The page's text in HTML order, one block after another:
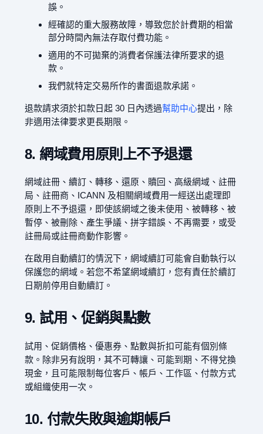
誤。
經確認的重大服務故障，導致您於計費期的相當
部分時間內無法存取付費功能。
適用的不可拋棄的消費者保護法律所要求的退
款。
我們就特定交易所作的書面退款承諾。
退款請求須於扣款日起 30 日內透過幫助中心提出，除
非適用法律要求更長期限。
8. 網域費用原則上不予退還
網域註冊、續訂、轉移、還原、贖回、高級網域、註冊
局、註冊商、ICANN 及相關網域費用一經送出處理即
原則上不予退還，即使該網域之後未使用、被轉移、被
暫停、被刪除、產生爭議、拼字錯誤、不再需要，或受
註冊局或註冊商動作影響。
在啟用自動續訂的情況下，網域續訂可能會自動執行以
保護您的網域。若您不希望網域續訂，您有責任於續訂
日期前停用自動續訂。
9. 試用、促銷與點數
試用、促銷價格、優惠券、點數與折扣可能有個別條
款。除非另有說明，其不可轉讓、可能到期、不得兌換
現金，且可能限制每位客戶、帳戶、工作區、付款方式
或組織使用一次。
10. 付款失敗與逾期帳戶